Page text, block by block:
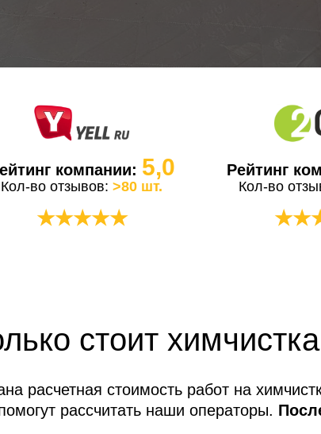
компании: 5,0
Кол-во отзывов: >80 шт.
★★★★★
Рейтинг
Кол-во
стоит
расчетная стоимость работ на
рассчитать наши операторы.